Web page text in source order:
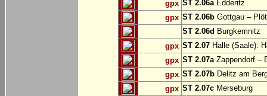
gpx ST 2.06aEdderitz
gpx ST 2.06b Gottgau –
ST 2.06d Burgkemnitz
gpx ST 2.07 Halle (Saale):
gpx ST 2.07aZappendorf –
gpx ST 2.07b Delitz am
gpx ST 2.07c Merseburg